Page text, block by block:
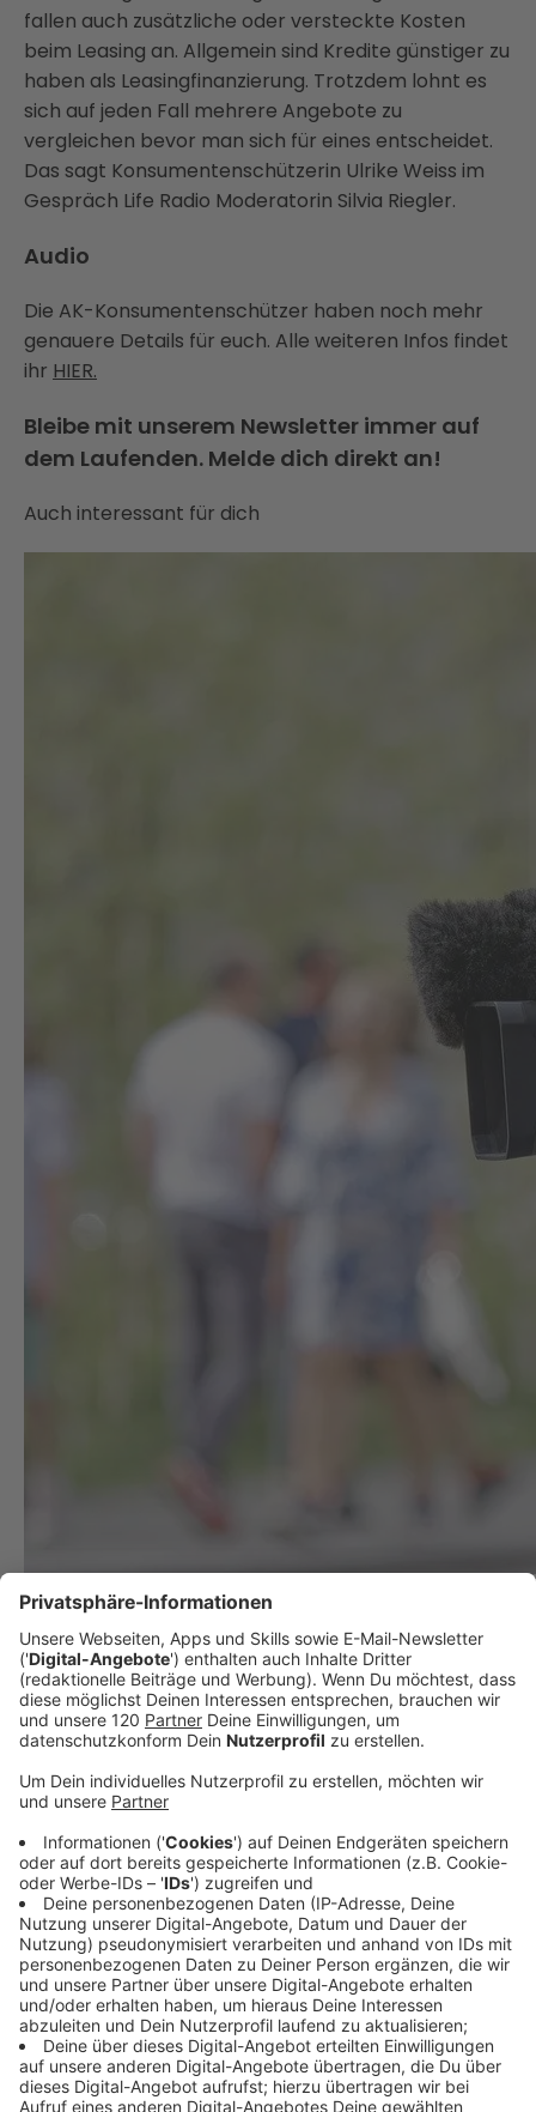
fallen auch zusätzliche oder versteckte Kosten
beim Leasing an. Allgemein sind Kredite günstiger zu
haben als Leasingfinanzierung. Trotzdem lohnt es
sich auf jeden Fall mehrere Angebote zu
vergleichen bevor man sich für eines entscheidet.
Das sagt Konsumentenschützerin Ulrike Weiss im
Gespräch Life Radio Moderatorin Silvia Riegler.
Audio
Die AK-Konsumentenschützer haben noch mehr
genauere Details für euch. Alle weiteren Infos findet
ihr HIER.
Bleibe mit unserem Newsletter immer auf
dem Laufenden. Melde dich direkt an!
Auch interessant für dich
Achtung: Soko Linz sucht keine Mörder!